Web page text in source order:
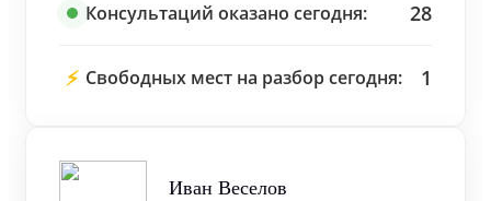
Консультаций оказано сегодня: 28
⚡ Свободных мест на разбор сегодня: 1
Иван Веселов